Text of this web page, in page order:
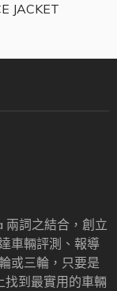
JACKET
詞之結合，創立
車輛評測、報導
或三輪，只要是
找到最實用的車輛